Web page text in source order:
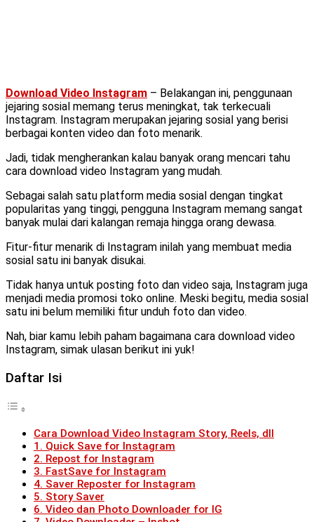
Download Video Instagram – Belakangan ini, penggunaan
jejaring sosial memang terus meningkat, tak terkecuali
Instagram. Instagram merupakan jejaring sosial yang berisi
berbagai konten video dan foto menarik.
Jadi, tidak mengherankan kalau banyak orang mencari tahu
cara download video Instagram yang mudah.
Sebagai salah satu platform media sosial dengan tingkat
popularitas yang tinggi, pengguna Instagram memang sangat
banyak mulai dari kalangan remaja hingga orang dewasa.
Fitur-fitur menarik di Instagram inilah yang membuat media
sosial satu ini banyak disukai.
Tidak hanya untuk posting foto dan video saja, Instagram juga
menjadi media promosi toko online. Meski begitu, media sosial
satu ini belum memiliki fitur unduh foto dan video.
Nah, biar kamu lebih paham bagaimana cara download video
Instagram, simak ulasan berikut ini yuk!
Daftar Isi
Cara Download Video Instagram Story, Reels, dll
1. Quick Save for Instagram
2. Repost for Instagram
3. FastSave for Instagram
4. Saver Reposter for Instagram
5. Story Saver
6. Video dan Photo Downloader for IG